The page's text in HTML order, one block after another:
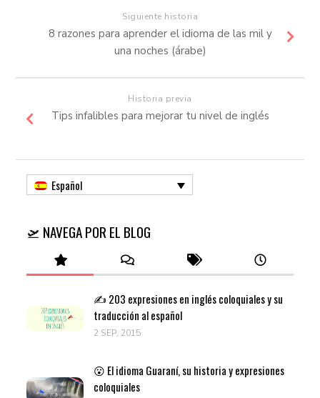
Siguiente historia
8 razones para aprender el idioma de las mil y
una noches (árabe)
Historia previa
Tips infalibles para mejorar tu nivel de inglés
Español
🛫 NAVEGA POR EL BLOG
✍️ 203 expresiones en inglés coloquiales y su
traducción al español
2 SEP, 2015
😮 El idioma Guaraní, su historia y expresiones
coloquiales